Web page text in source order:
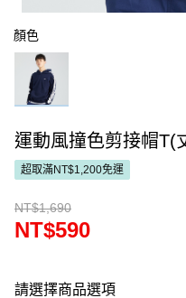
顏色
運動風撞色剪接帽T(
超取滿NT$1,200免運
NT$1,690
NT$590
請選擇商品選項